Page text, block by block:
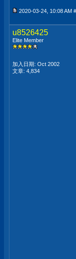
2020-03-24, 10:08 AM #
u8526425
Elite Member
加入日期: Oct 2002
文章: 4,834